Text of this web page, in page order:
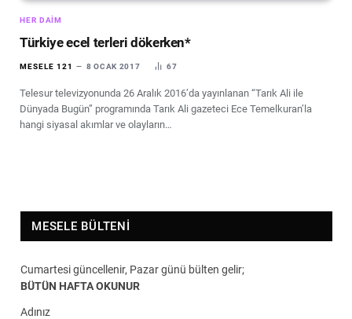
HER DAIM
Türkiye ecel terleri dökerken*
MESELE 121 8 OCAK 2017 67
Telesur televizyonunda 26 Aralık 2016’da yayınlanan “Tarık Ali ile
Dünyada Bugün” programında Tarık Ali gazeteci Ece Temelkuran’la
hangi siyasal akımlar ve olayların…
MESELE BÜLTENI
Cumartesi güncellenir, Pazar günü bülten gelir;
BÜTÜN HAFTA OKUNUR
Adınız